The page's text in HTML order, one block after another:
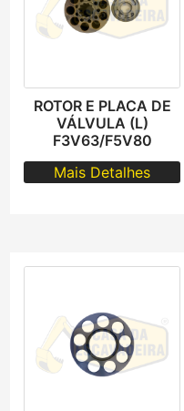
ROTOR E PLACA DE
VÁLVULA (L)
F3V63/F5V80
Mais Detalhes